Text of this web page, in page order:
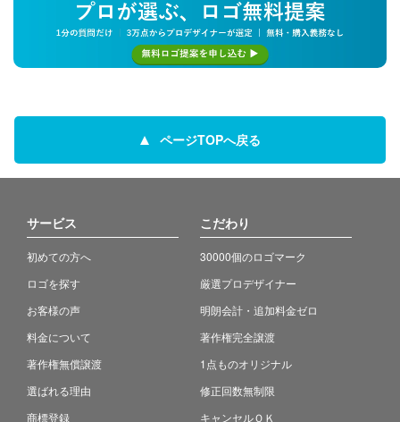
ページTOPへ戻る
サービス
初めての方へ
ロゴを探す
お客様の声
料金について
著作権無償譲渡
選ばれる理由
商標登録
こだわり
30000個のロゴマーク
厳選プロデザイナー
明朗会計・追加料金ゼロ
著作権完全譲渡
1点ものオリジナル
修正回数無制限
キャンセルＯＫ